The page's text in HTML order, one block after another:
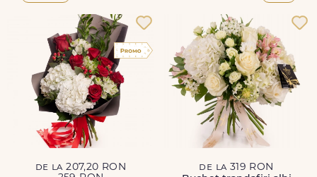
de la 207,20 RON
de la 319 RON